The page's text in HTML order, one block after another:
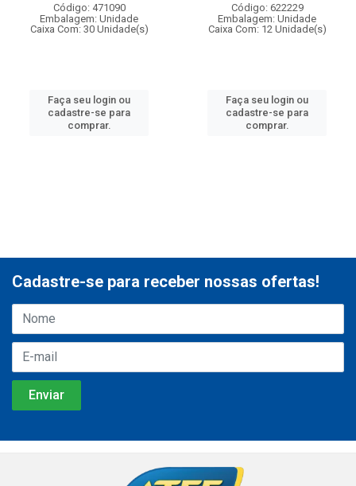
Código: 471090
Embalagem: Unidade
Caixa Com: 30 Unidade(s)
Faça seu login ou
cadastre-se para
comprar.
Código: 622229
Embalagem: Unidade
Caixa Com: 12 Unidade(s)
Faça seu login ou
cadastre-se para
comprar.
Cadastre-se para receber nossas ofertas!